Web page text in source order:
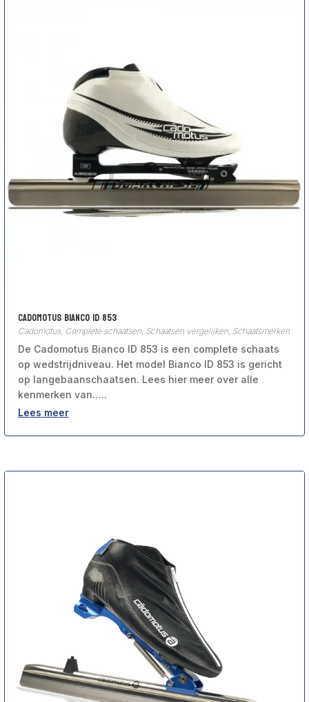
Cadomotus Bianco ID 853
Cadomotus, Complete schaatsen, Schaatsen vergelijken, Schaatsmerken
De Cadomotus Bianco ID 853 is een complete schaats
op wedstrijdniveau. Het model Bianco ID 853 is gericht
op langebaanschaatsen. Lees hier meer over alle
kenmerken van…..
Lees meer